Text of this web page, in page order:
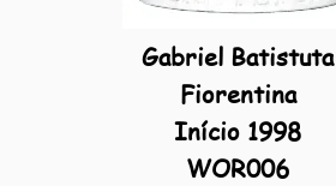
Gabriel Batistuta
Fiorentina
Início 1998
WOR006